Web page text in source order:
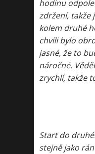
hodinu
zdržení, takže
kolem druhé
chvíli bylo
jasné, že to
náročné.
zrychlí, takže
Start do
stejně jako